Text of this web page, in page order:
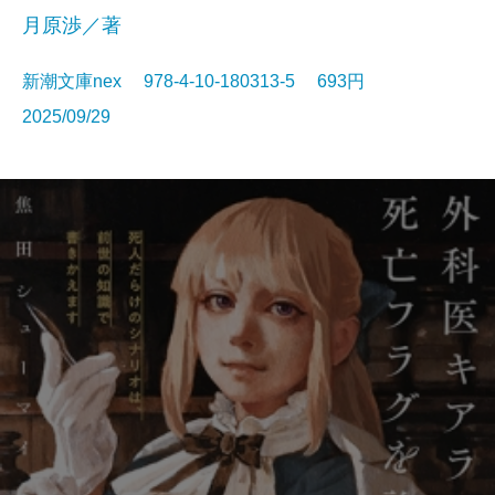
月原渉／著
新潮文庫nex 978-4-10-180313-5 693円
2025/09/29